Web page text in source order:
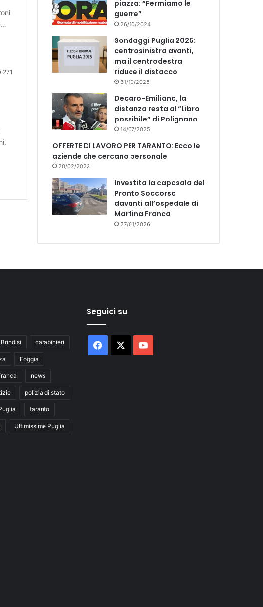
271
piazza: “Fermiamo le
guerre”
26/10/2024
Sondaggi Puglia 2025:
centrosinistra avanti,
ma il centrodestra
riduce il distacco
31/10/2025
Decaro-Emiliano, la
distanza resta al “Libro
possibile” di Polignano
14/07/2025
OFFERTE DI LAVORO PER TARANTO: Ecco le
aziende che cercano personale
20/02/2023
Investita la caposala del
Pronto Soccorso
davanti all’ospedale di
Martina Franca
27/01/2026
Brindisi carabinieri
Foggia
news
polizia di stato
taranto
Ultimissime Puglia
Seguici su
Facebook